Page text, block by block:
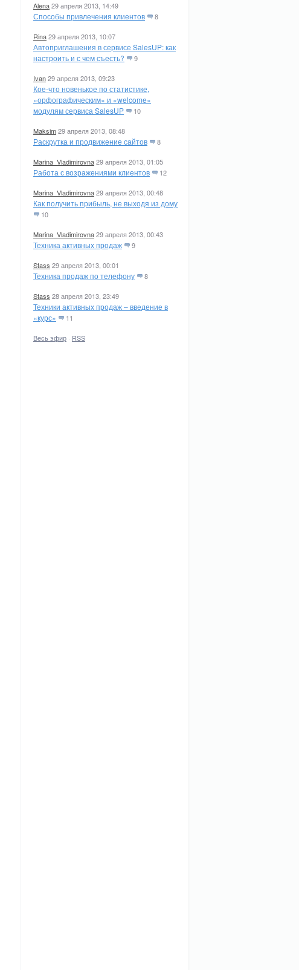
Alena29 апреля 2013, 14:49
Способы привлечения клиентов 8
Rina29 апреля 2013, 10:07
Автоприглашения в сервисе SalesUP: как
настроить и с чем съесть?
9
Ivan29 апреля 2013, 09:23
Кое-что новенькое по статистике,
«орфографическим» и «welcome»
модулям сервиса SalesUP
10
Maksim29 апреля 2013, 08:48
Раскрутка и продвижение сайтов 8
Marina_Vladimirovna29 апреля 2013, 01:05
Работа с возражениями клиентов 12
Marina_Vladimirovna29 апреля 2013, 00:48
Как получить прибыль, не выходя из дому
10
Marina_Vladimirovna29 апреля 2013, 00:43
Техника активных продаж 9
Stass 29 апреля 2013, 00:01
Техника продаж по телефону 8
Stass 28 апреля 2013, 23:49
Техники активных продаж – введение в
«курс»
11
Весь эфир · RSS